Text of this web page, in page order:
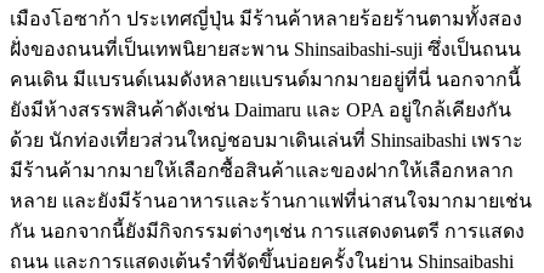
เมืองโอซาก้า ประเทศญี่ปุ่น มีร้านค้าหลายร้อยร้านตามทั้งสอง
ฝั่งของถนนที่เป็นเทพนิยายสะพาน Shinsaibashi-suji ซึ่งเป็นถนน
คนเดิน มีแบรนด์เนมดังหลายแบรนด์มากมายอยู่ที่นี่ นอกจากนี้
ยังมีห้างสรรพสินค้าดังเช่น Daimaru และ OPA อยู่ใกล้เคียงกัน
ด้วย นักท่องเที่ยวส่วนใหญ่ชอบมาเดินเล่นที่ Shinsaibashi เพราะ
มีร้านค้ามากมายให้เลือกซื้อสินค้าและของฝากให้เลือกหลาก
หลาย และยังมีร้านอาหารและร้านกาแฟที่น่าสนใจมากมายเช่น
กัน นอกจากนี้ยังมีกิจกรรมต่างๆเช่น การแสดงดนตรี การแสดง
ถนน และการแสดงเต้นรำที่จัดขึ้นบ่อยครั้งในย่าน Shinsaibashi